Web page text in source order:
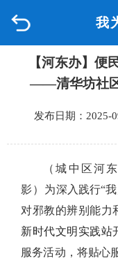
我
品质城中
政府信息公开
互动回应
数据专题
【河东办】便
——清华坊社
发布日期：
（城中区河
影） 为深入践行“
对邪教的辨别能力
新时代文明实践站
服务活动，将贴心